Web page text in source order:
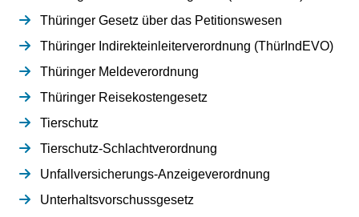
Thüringer Gesetz über das Petitionswesen
Thüringer Indirekteinleiterverordnung (ThürIndEVO)
Thüringer Meldeverordnung
Thüringer Reisekostengesetz
Tierschutz
Tierschutz-Schlachtverordnung
Unfallversicherungs-Anzeigeverordnung
Unterhaltsvorschussgesetz